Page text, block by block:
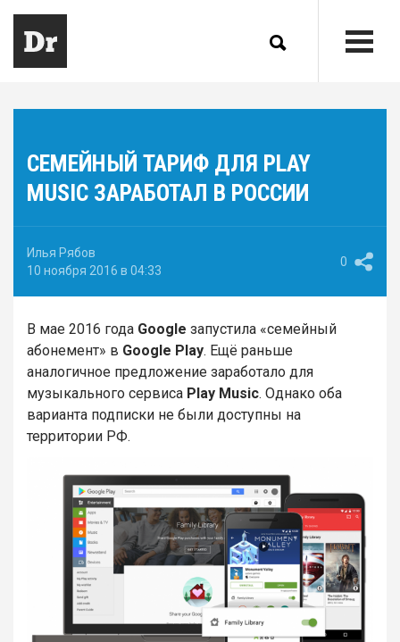
СЕМЕЙНЫЙ ТАРИФ ДЛЯ PLAY
MUSIC ЗАРАБОТАЛ В РОССИИ
Илья Рябов
10 ноября 2016 в 04:33
0
В мае 2016 года Google запустила «семейный
абонемент» в Google Play. Ещё раньше
аналогичное предложение заработало для
музыкального сервиса Play Music. Однако оба
варианта подписки не были доступны на
территории РФ.